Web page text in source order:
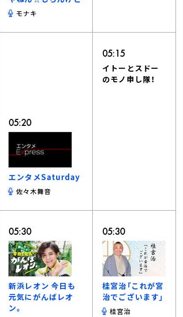
モナキ
05:15
イトーとスドー
のモノ申し隊！
05:20
エンタメSaturday
佐々木舞音
05:30
新浜レオン 今日も
元気にがんばレオ
ン。
05:30
桂宮治「これが宮
治でございます」
桂宮治